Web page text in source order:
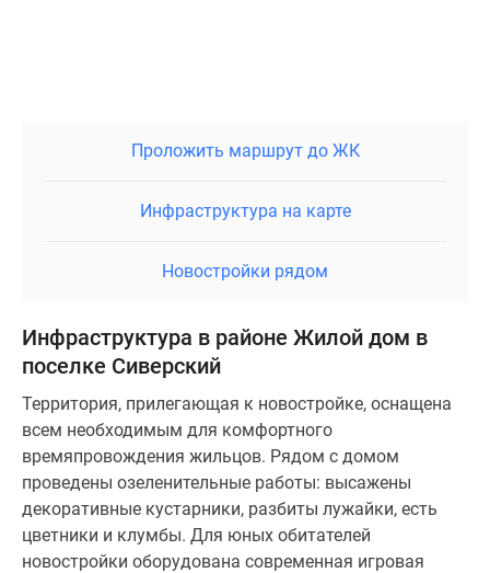
Проложить маршрут до ЖК
Инфраструктура на карте
Новостройки рядом
Инфраструктура в районе Жилой дом в
поселке Сиверский
Территория, прилегающая к новостройке, оснащена
всем необходимым для комфортного
времяпровождения жильцов. Рядом с домом
проведены озеленительные работы: высажены
декоративные кустарники, разбиты лужайки, есть
цветники и клумбы. Для юных обитателей
новостройки оборудована современная игровая